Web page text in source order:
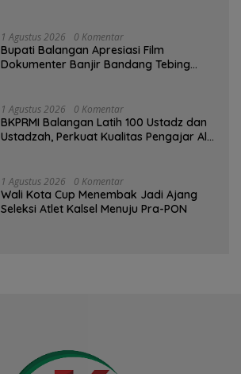
1 Agustus 2026 0 Komentar
Bupati Balangan Apresiasi Film
Dokumenter Banjir Bandang Tebing
1 Agustus 2026 0 Komentar
BKPRMI Balangan Latih 100 Ustadz dan
Ustadzah, Perkuat Kualitas Pengajar Al-
1 Agustus 2026 0 Komentar
Wali Kota Cup Menembak Jadi Ajang
Seleksi Atlet Kalsel Menuju Pra-PON